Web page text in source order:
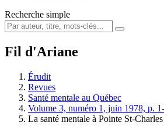
Recherche simple
Fil d'Ariane
Érudit
Revues
Santé mentale au Québec
Volume 3, numéro 1, juin 1978, p.
La santé mentale à Pointe St-